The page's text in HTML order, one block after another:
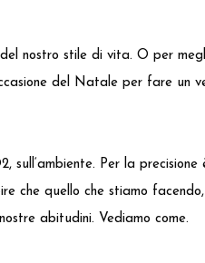
del nostro stile di vita. O per
del Natale per fare un
Per la precisione
che quello che stiamo
abitudini. Vediamo come.